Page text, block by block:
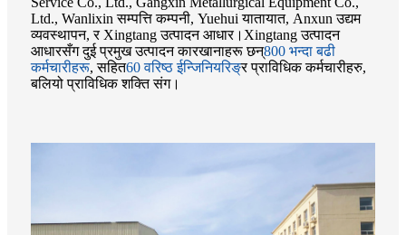
Ltd., Wanlixin सम्पत्ति कम्पनी, Yuehui यातायात, Anxun उद्यम
व्यवस्थापन, र Xingtang उत्पादन आधार।Xingtang उत्पादन
आधारसँग दुई प्रमुख उत्पादन कारखानाहरू छन्800 भन्दा बढी
कर्मचारीहरू, सहित60 वरिष्ठ ईन्जिनियरिङ्र प्राविधिक कर्मचारीहरु,
बलियो प्राविधिक शक्ति संग।